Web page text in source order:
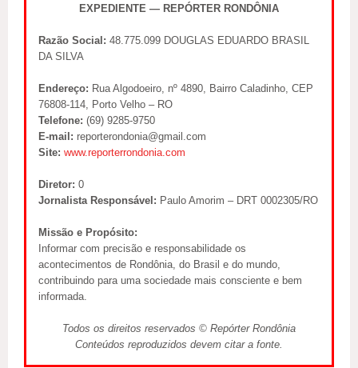
EXPEDIENTE — REPÓRTER RONDÔNIA
Razão Social: 48.775.099 DOUGLAS EDUARDO BRASIL
DA SILVA
Endereço: Rua Algodoeiro, nº 4890, Bairro Caladinho, CEP
76808-114, Porto Velho – RO
Telefone: (69) 9285-9750
E-mail: reporterondonia@gmail.com
Site: www.reporterrondonia.com
Diretor: 0
Jornalista Responsável: Paulo Amorim – DRT 0002305/RO
Missão e Propósito:
Informar com precisão e responsabilidade os
acontecimentos de Rondônia, do Brasil e do mundo,
contribuindo para uma sociedade mais consciente e bem
informada.
Todos os direitos reservados © Repórter Rondônia
Conteúdos reproduzidos devem citar a fonte.